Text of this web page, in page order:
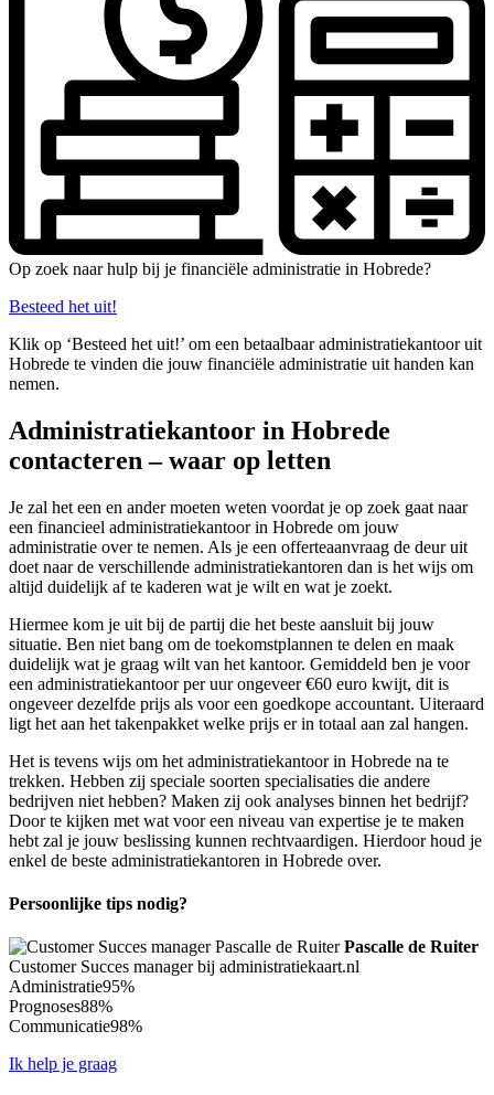
Op zoek naar hulp bij je financiële administratie in Hobrede?
Besteed het uit!
Klik op ‘Besteed het uit!’ om een betaalbaar administratiekantoor uit
Hobrede te vinden die jouw financiële administratie uit handen kan
nemen.
Administratiekantoor in Hobrede
contacteren – waar op letten
Je zal het een en ander moeten weten voordat je op zoek gaat naar
een financieel administratiekantoor in Hobrede om jouw
administratie over te nemen. Als je een offerteaanvraag de deur uit
doet naar de verschillende administratiekantoren dan is het wijs om
altijd duidelijk af te kaderen wat je wilt en wat je zoekt.
Hiermee kom je uit bij de partij die het beste aansluit bij jouw
situatie. Ben niet bang om de toekomstplannen te delen en maak
duidelijk wat je graag wilt van het kantoor. Gemiddeld ben je voor
een administratiekantoor per uur ongeveer €60 euro kwijt, dit is
ongeveer dezelfde prijs als voor een goedkope accountant. Uiteraard
ligt het aan het takenpakket welke prijs er in totaal aan zal hangen.
Het is tevens wijs om het administratiekantoor in Hobrede na te
trekken. Hebben zij speciale soorten specialisaties die andere
bedrijven niet hebben? Maken zij ook analyses binnen het bedrijf?
Door te kijken met wat voor een niveau van expertise je te maken
hebt zal je jouw beslissing kunnen rechtvaardigen. Hierdoor houd je
enkel de beste administratiekantoren in Hobrede over.
Persoonlijke tips nodig?
Pascalle de Ruiter
Customer Succes manager bij administratiekaart.nl
Administratie95%
Prognoses88%
Communicatie98%
Ik help je graag